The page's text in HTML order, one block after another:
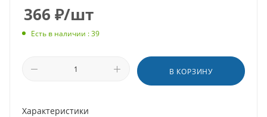
366 ₽/шт
Есть в наличии : 39
В КОРЗИНУ
Характеристики